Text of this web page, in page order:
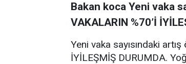
Bakan koca Yeni vaka
VAKALARIN %70’İ
Yeni vaka sayısındaki
İYİLEŞMİŞ DURUMDA.